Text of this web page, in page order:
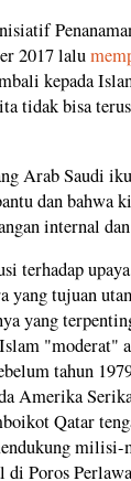
2017 lalu
kepada
tidak bisa
Arab Saudi
dan bahwa
internal
terhadap
yang tujuan
yang
"moderat"
tahun
Amerika
Qatar
Poros